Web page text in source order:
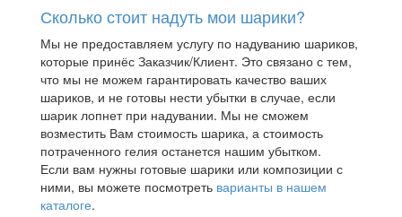
Сколько стоит надуть мои шарики?
Мы не предоставляем услугу по надуванию шариков,
которые принёс Заказчик/Клиент. Это связано с тем,
что мы не можем гарантировать качество ваших
шариков, и не готовы нести убытки в случае, если
шарик лопнет при надувании. Мы не сможем
возместить Вам стоимость шарика, а стоимость
потраченного гелия останется нашим убытком.
Если вам нужны готовые шарики или композиции с
ними, вы можете посмотреть варианты в нашем
каталоге.